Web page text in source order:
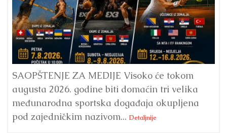
SAOPŠTENJE ZA MEDIJE Visoko će tokom
augusta 2026. godine biti domaćin tri velika
međunarodna sportska događaja okupljena
pod zajedničkim nazivom... Detaljnije